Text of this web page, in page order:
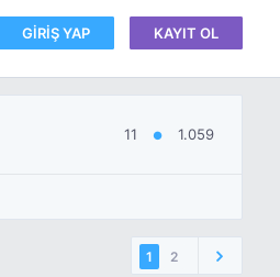
GIRIŞ YAP KAYIT OL
11 ● 1.059
1 2